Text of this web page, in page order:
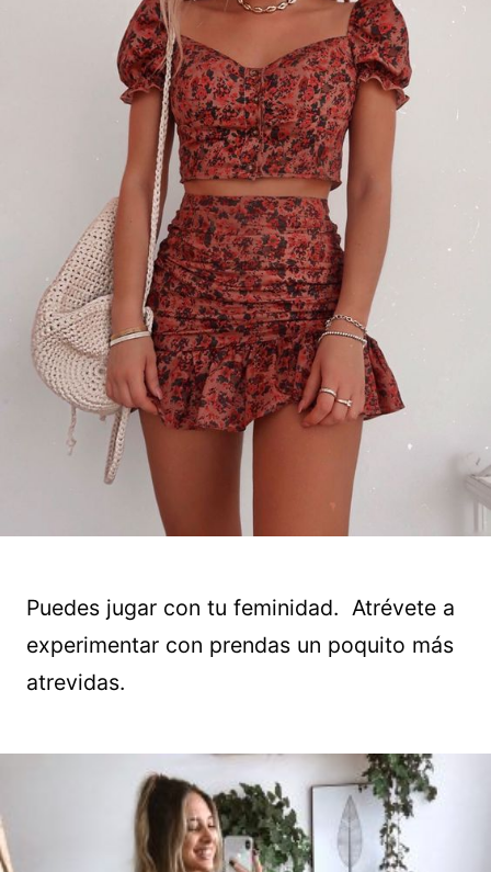
Puedes jugar con tu feminidad. Atrévete a
experimentar con prendas un poquito más
atrevidas.